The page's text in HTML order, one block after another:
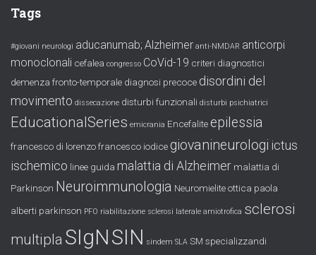
Tags
#giovani neurologi aducanumab; Alzheimer anti-NMDAR anticorpi
monoclonali cefalea congresso CoVid-19 criteri diagnostici
demenza fronto-temporale diagnosi precoce disordini del
movimento dissecazione disturbi funzionali disturbi psichiatrici
EducationalSeries emicrania Encefaliteepilessia
francesco di lorenzofrancesco iodicegiovanineurologi ictus
ischemico linee guida malattia di Alzheimer malattia di
Parkinson Neuroimmunologia Neuromielite ottica paola
alberti parkinson PFO riabilitazione sclerosi laterale amiotrofica sclerosi
multipla SIgNSIN sindem SLA SM specializzandi